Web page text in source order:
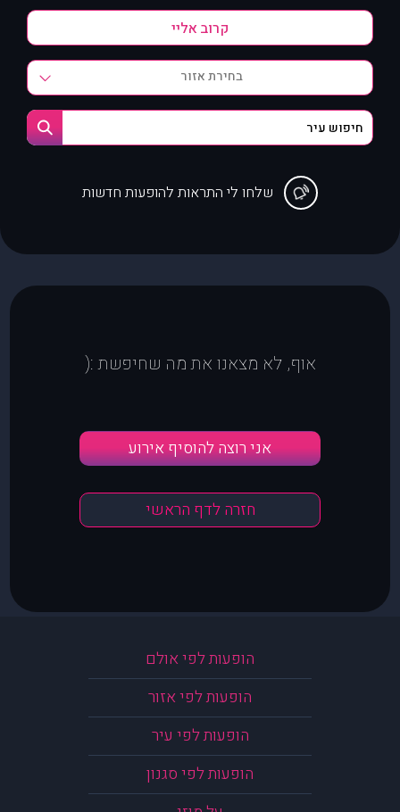
בחירת אזור
שלחו לי התראות להופעות חדשות
אוף, לא מצאנו את מה שחיפשת :(
אני רוצה להוסיף אירוע
חזרה לדף הראשי
הופעות לפי אולם
הופעות לפי אזור
הופעות לפי עיר
הופעות לפי סגנון